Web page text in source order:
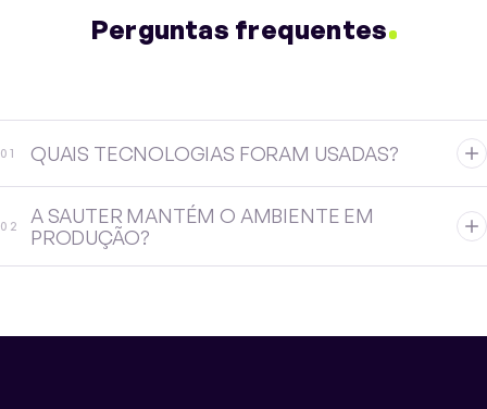
Perguntas frequentes
0 1 QUAIS TECNOLOGIAS FORAM USADAS?
0 2
A SAUTER MANTÉM O AMBIENTE EM
PRODUÇÃO?